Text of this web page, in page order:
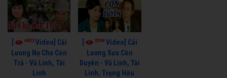
4432Video] Cải
Lương Nợ Cha Con
Trả - Vũ Linh, Tài
Linh
3599 Video] Cải
Lương Xưa Còn
Duyên - Vũ Linh, Tài
Linh, Trọng Hữu